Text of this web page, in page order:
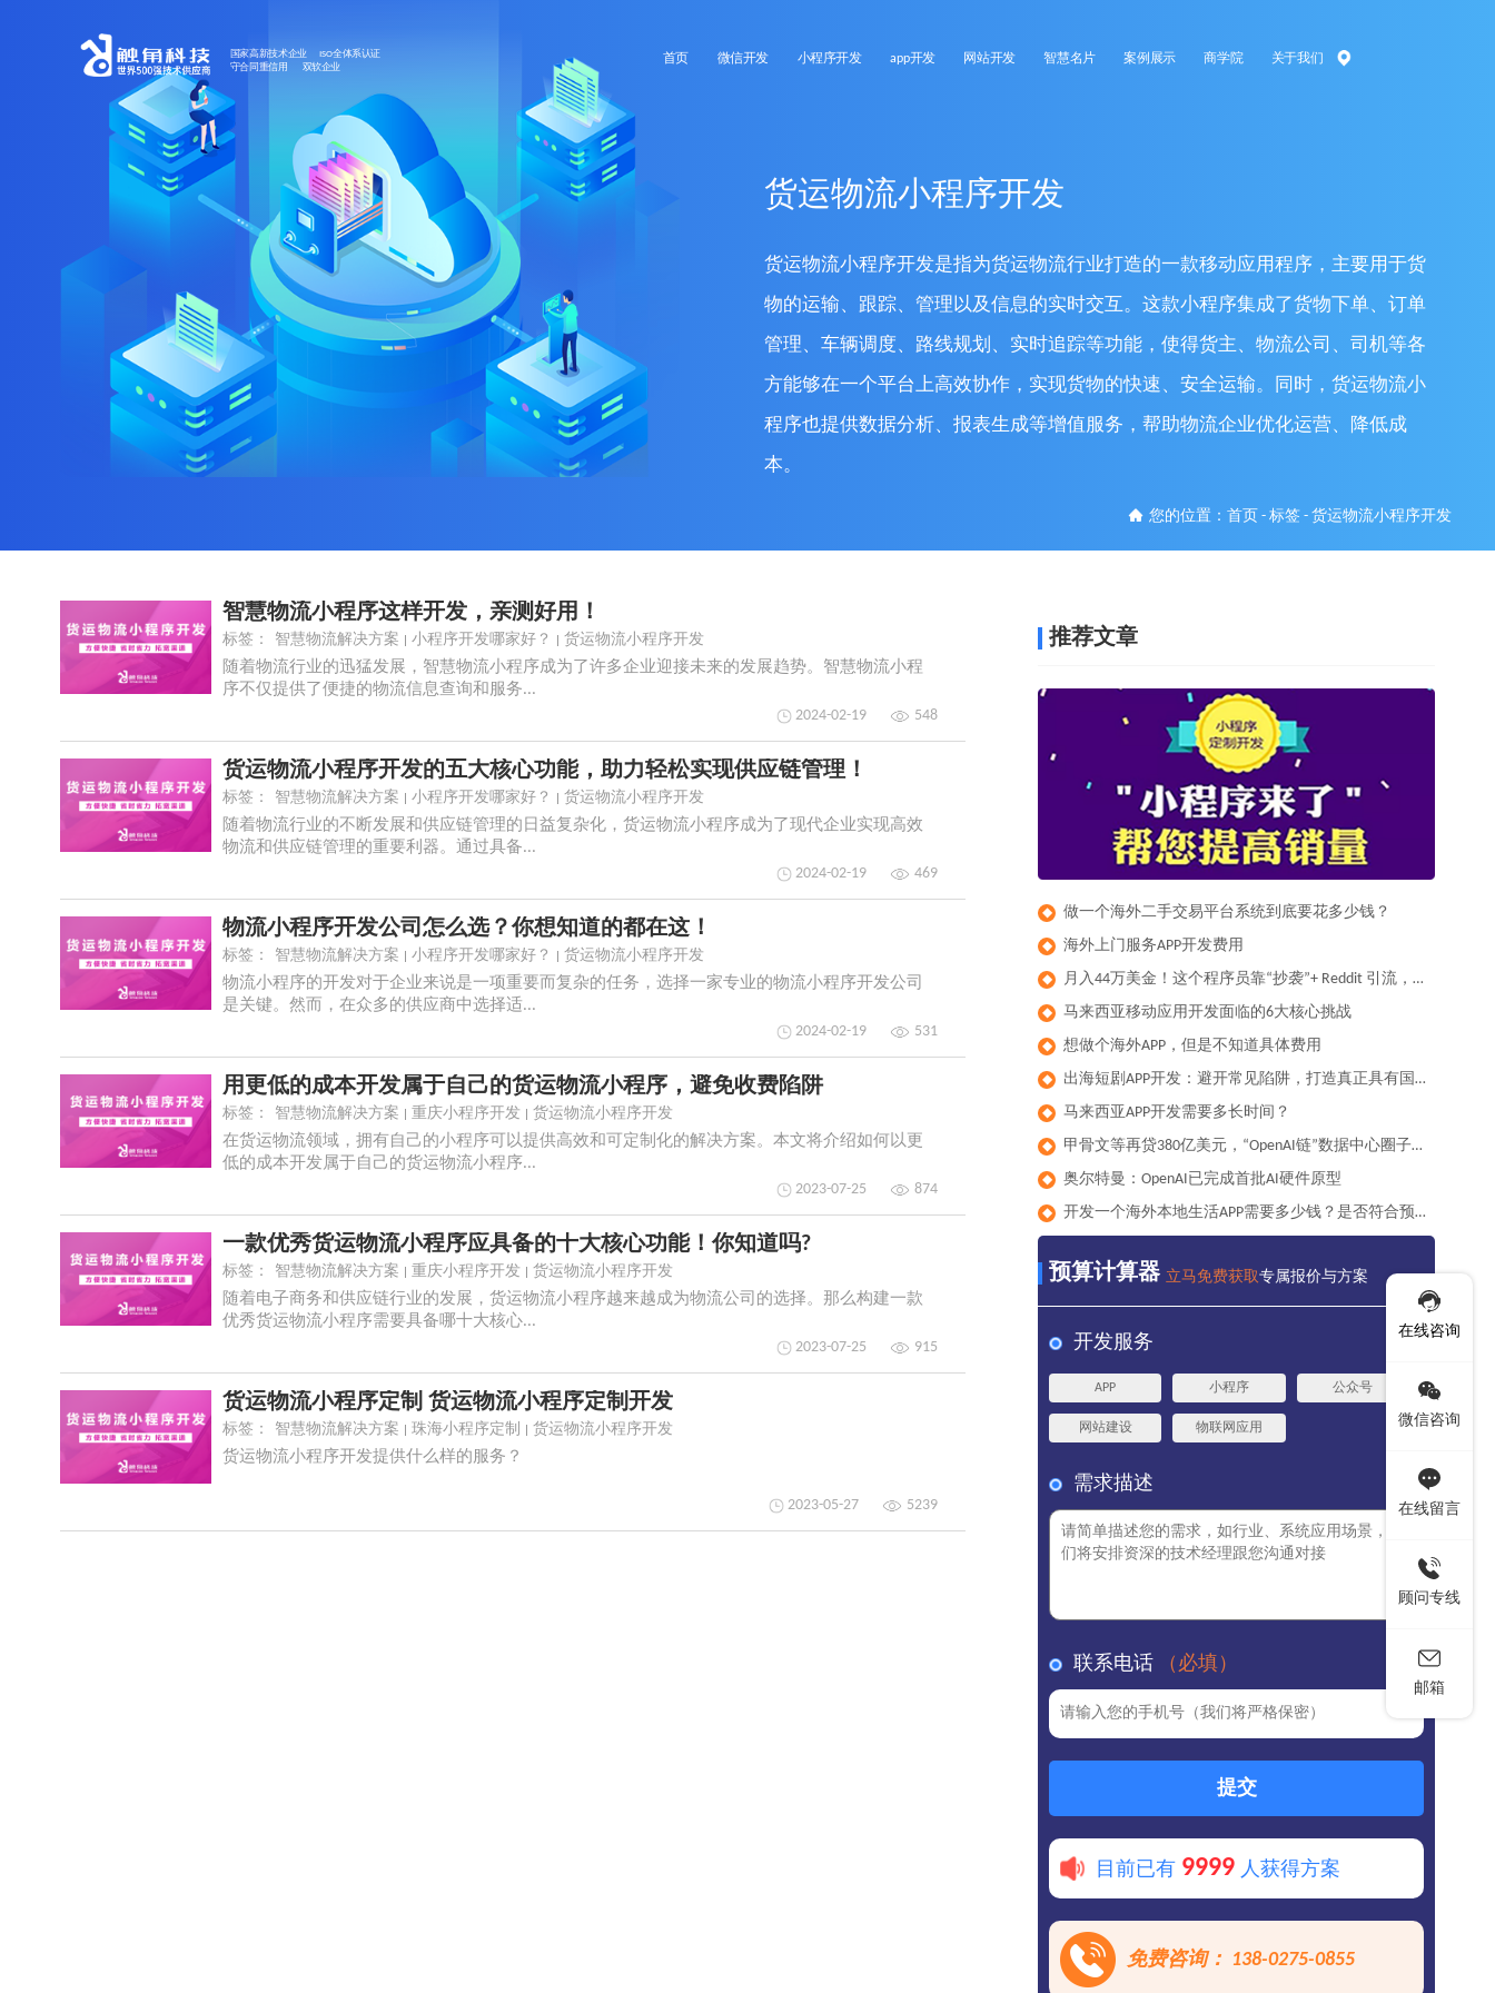
国家高新技术企业 ISO全体系认证
守合同重信用 双软企业
首页 微信开发 小程序开发 app开发 网站开发 智慧名片 案例展示 商学院 关于我们
货运物流小程序开发
货运物流小程序开发是指为货运物流行业打造的一款移动应用程序，主要用于货
物的运输、跟踪、管理以及信息的实时交互。这款小程序集成了货物下单、订单
管理、车辆调度、路线规划、实时追踪等功能，使得货主、物流公司、司机等各
方能够在一个平台上高效协作，实现货物的快速、安全运输。同时，货运物流小
程序也提供数据分析、报表生成等增值服务，帮助物流企业优化运营、降低成
本。
您的位置：首页 -标签 -货运物流小程序开发
智慧物流小程序这样开发，亲测好用！
标签： 智慧物流解决方案 小程序开发哪家好？
货运物流小程序开发
随着物流行业的迅猛发展，智慧物流小程序成为了许多企业迎接未来的发展趋势。智慧物流小程
序不仅提供了便捷的物流信息查询和服务...
2024-02-19
548
货运物流小程序开发的五大核心功能，助力轻松实现供应链管理！
标签： 智慧物流解决方案 小程序开发哪家好？
货运物流小程序开发
随着物流行业的不断发展和供应链管理的日益复杂化，货运物流小程序成为了现代企业实现高效
物流和供应链管理的重要利器。通过具备...
2024-02-19
469
物流小程序开发公司怎么选？你想知道的都在这！
标签： 智慧物流解决方案 小程序开发哪家好？
货运物流小程序开发
物流小程序的开发对于企业来说是一项重要而复杂的任务，选择一家专业的物流小程序开发公司
是关键。然而，在众多的供应商中选择适...
2024-02-19
531
用更低的成本开发属于自己的货运物流小程序，避免收费陷阱
标签： 智慧物流解决方案 重庆小程序开发
货运物流小程序开发
在货运物流领域，拥有自己的小程序可以提供高效和可定制化的解决方案。本文将介绍如何以更
低的成本开发属于自己的货运物流小程序...
2023-07-25
874
一款优秀货运物流小程序应具备的十大核心功能！你知道吗?
标签： 智慧物流解决方案 重庆小程序开发
货运物流小程序开发
随着电子商务和供应链行业的发展，货运物流小程序越来越成为物流公司的选择。那么构建一款
优秀货运物流小程序需要具备哪十大核心...
2023-07-25
915
货运物流小程序定制 货运物流小程序定制开发
标签： 智慧物流解决方案 珠海小程序定制
货运物流小程序开发
货运物流小程序开发提供什么样的服务？
2023-05-27 5239
推荐文章
◆ 做一个海外二手交易平台系统到底要花多少钱？
◆ ​海外上门服务APP开发费用
◆ 月入44万美金！这个程序员靠“抄袭”+ Reddit 引流，做出了全球爆款健身App
◆ 马来西亚移动应用开发面临的6大核心挑战
◆ 想做个海外APP，但是不知道具体费用
◆ 出海短剧APP开发：避开常见陷阱，打造真正具有国际竞争力的产品
◆ 马来西亚APP开发需要多长时间？
◆ 甲骨文等再贷380亿美元，“OpenAI链”数据中心圈子累计负债已达1000亿美元
◆ 奥尔特曼：OpenAI已完成首批AI硬件原型
◆ 开发一个海外本地生活APP需要多少钱？是否符合预算？
预算计算器 立马免费获取专属报价与方案
开发服务
APP 小程序 公众号
网站建设 物联网应用
需求描述
联系电话 （必填）
提交
目前已有 9999 人获得方案
免费咨询： 138-0275-0855
在线咨询
微信咨询
在线留言
顾问专线
邮箱